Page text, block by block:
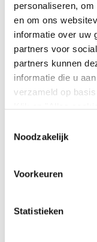
personaliseren,
en om ons
informatie over uw
partners voor
partners kunnen
informatie die u
verzameld op
Op onze
cookies en via de
onze website kan
wijzigen.
Noodzakelijk
Voorkeuren
Statistieken
Gilde
de
Technasium-
Dit zijn de